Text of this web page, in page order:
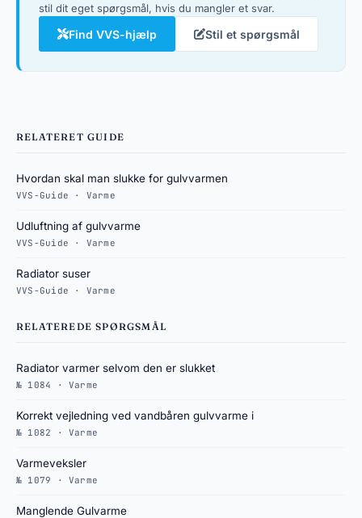
stil dit eget spørgsmål, hvis du mangler et svar.
Find VVS-hjælp Stil et spørgsmål
RELATERET GUIDE
Hvordan skal man slukke for gulvvarmen
VVS-Guide · Varme
Udluftning af gulvvarme
VVS-Guide · Varme
Radiator suser
VVS-Guide · Varme
RELATEREDE SPØRGSMÅL
Radiator varmer selvom den er slukket
№ 1084 · Varme
Korrekt vejledning ved vandbåren gulvvarme i
№ 1082 · Varme
Varmeveksler
№ 1079 · Varme
Manglende Gulvarme